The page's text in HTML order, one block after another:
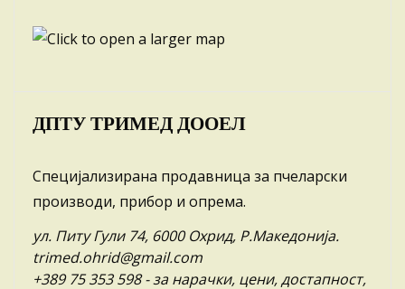
ДПТУ ТРИМЕД ДООЕЛ
Специјализирана продавница за пчеларски
производи, прибор и опрема.
ул. Питу Гули 74, 6000 Охрид, Р.Македонија.
trimed.ohrid@gmail.com
+389 75 353 598- за нарачки, цени, достапност,